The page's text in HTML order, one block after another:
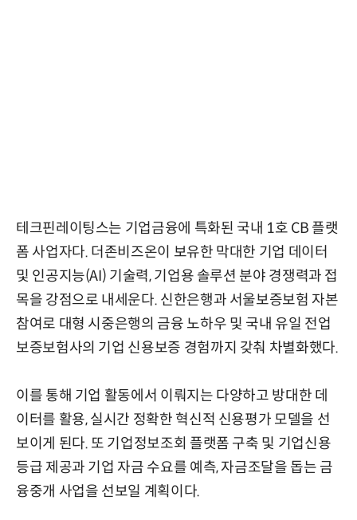
테크핀레이팅스는 기업금융에 특화된 국내 1호 CB 플랫
폼 사업자다. 더존비즈온이 보유한 막대한 기업 데이터
및 인공지능(AI) 기술력, 기업용 솔루션 분야 경쟁력과 접
목을 강점으로 내세운다. 신한은행과 서울보증보험 자본
참여로 대형 시중은행의 금융 노하우 및 국내 유일 전업
보증보험사의 기업 신용보증 경험까지 갖춰 차별화했다.
이를 통해 기업 활동에서 이뤄지는 다양하고 방대한 데
이터를 활용, 실시간 정확한 혁신적 신용평가 모델을 선
보이게 된다. 또 기업정보조회 플랫폼 구축 및 기업신용
등급 제공과 기업 자금 수요를 예측, 자금조달을 돕는 금
융중개 사업을 선보일 계획이다.